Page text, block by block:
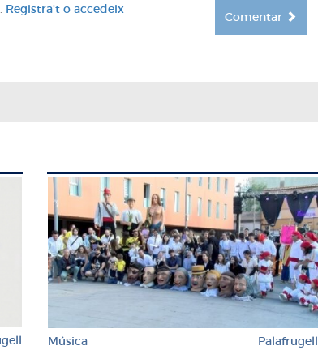
Registra't o accedeix
Comentar
Música Palafrugell